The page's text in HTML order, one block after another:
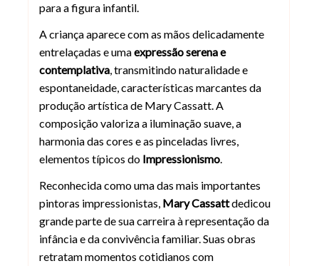
para a figura infantil.
A criança aparece com as mãos delicadamente
entrelaçadas e umaexpressão serena e
contemplativa, transmitindo naturalidade e
espontaneidade, características marcantes da
produção artística de Mary Cassatt. A
composição valoriza a iluminação suave, a
harmonia das cores e as pinceladas livres,
elementos típicos do Impressionismo.
Reconhecida como uma das mais importantes
pintoras impressionistas, Mary Cassattdedicou
grande parte de sua carreira à representação da
infância e da convivência familiar. Suas obras
retratam momentos cotidianos com